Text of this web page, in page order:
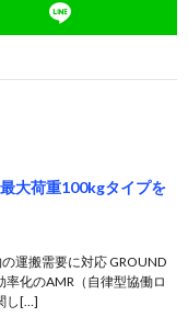
大荷重100kgタイプを
運搬需要に対応 GROUND
化のAMR（自律型協働ロ
し[…]